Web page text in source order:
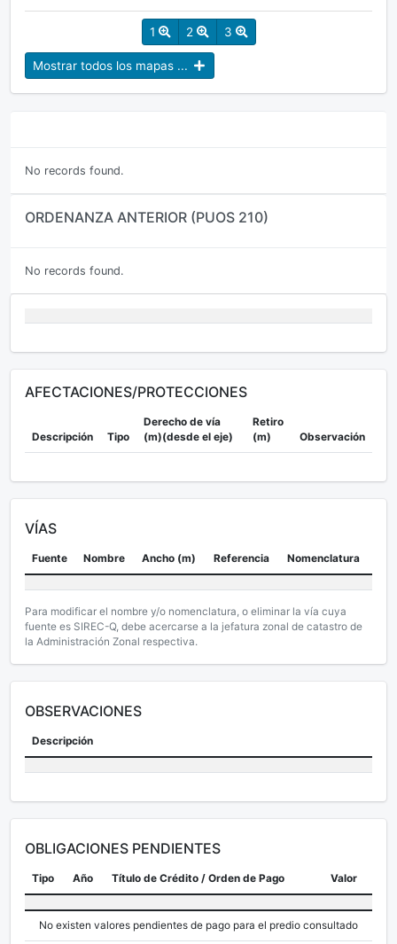
1 2 3
Mostrar todos los mapas ...
No records found.
ORDENANZA ANTERIOR (PUOS 210)
No records found.
AFECTACIONES/PROTECCIONES
Descripción Tipo
Derecho de vía
(m)(desde el eje)
Retiro
(m)
Observación
VÍAS
Fuente Nombre Ancho (m) Referencia Nomenclatura
Para modificar el nombre y/o nomenclatura, o eliminar la vía cuya
fuente es SIREC-Q, debe acercarse a la jefatura zonal de catastro de
la Administración Zonal respectiva.
OBSERVACIONES
Descripción
OBLIGACIONES PENDIENTES
Tipo Año Título de Crédito / Orden de Pago Valor
No existen valores pendientes de pago para el predio consultado